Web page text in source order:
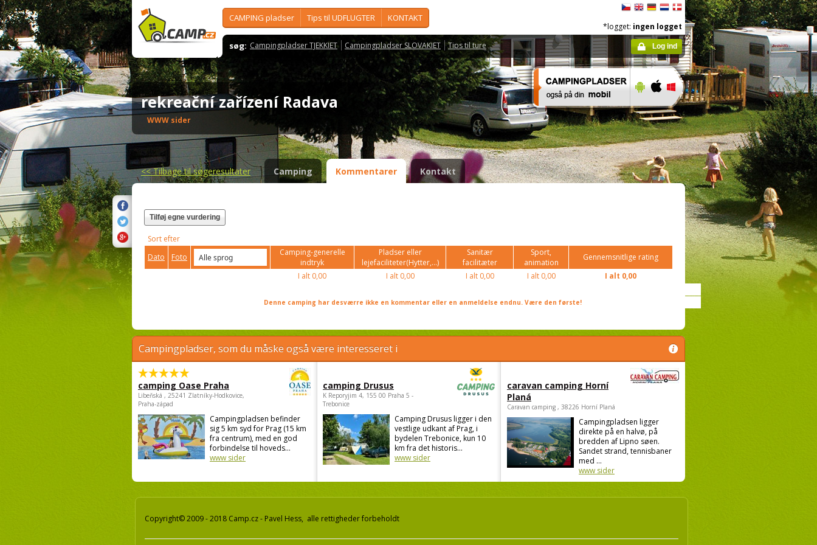
CAMPING pladser Tips til UDFLUGTER KONTAKT
søg: Campingpladser TJEKKIET Campingpladser SLOVAKIET Tips til ture
*logget: ingen logget
Log ind
rekreační zařízení Radava
WWW sider
<<Tilbage til søgeresultater Camping Kommentarer Kontakt
Tilføj egne vurdering
Sort efter
Dato
Foto
Camping-generelle
indtryk
Pladser eller
lejefaciliteter(Hytter,...)
Sanitær
facilitæter
Sport,
animation
Gennemsnitlige rating
I alt 0,00 I alt0,00 I alt0,00 I alt0,00 I alt 0,00
Denne camping har desværre ikke en kommentar eller en anmeldelse endnu. Være den første!
Campingpladser, som du måske også være interesseret i
camping Oase Praha
Libeňská , 25241 Zlatníky-Hodkovice,
Praha-západ
Campingpladsen befinder
sig 5 km syd for Prag (15 km
fra centrum), med en god
forbindelse til hoveds...
www sider
camping Drusus
K Reporyjim 4, 155 00 Praha 5 -
Trebonice
Camping Drusus ligger i den
vestlige udkant af Prag, i
bydelen Trebonice, kun 10
km fra det historis...
www sider
caravan camping Horní
Planá
Caravan camping , 38226 Horní Planá
Campingpladsen ligger
direkte på en halvø, på
bredden af Lipno søen.
Sandet strand, tennisbaner
med ...
www sider
Copyright© 2009 - 2018 Camp.cz - Pavel Hess, alle rettigheder forbeholdt